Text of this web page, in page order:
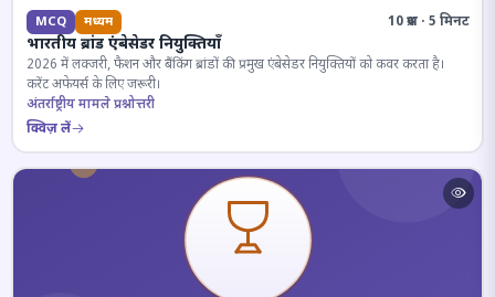
MCQ मध्यम 10 प्रश्न · 5 मिनट
भारतीय ब्रांड एंबेसेडर नियुक्तियाँ
2026 में लक्जरी, फैशन और बैंकिंग ब्रांडों की प्रमुख एंबेसेडर नियुक्तियों को कवर करता है।
करेंट अफेयर्स के लिए जरूरी।
अंतर्राष्ट्रीय मामले प्रश्नोत्तरी
क्विज़ लें